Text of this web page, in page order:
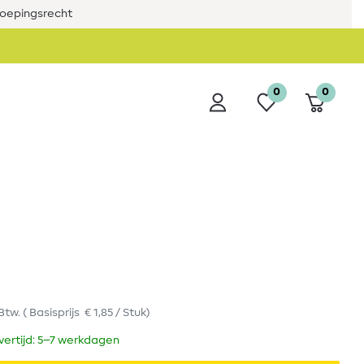
0 0
( Basisprijs € 1,85 / Stuk)
5–7 werkdagen